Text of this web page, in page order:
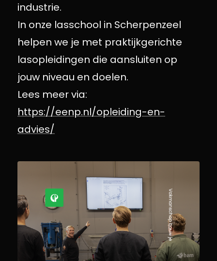
industrie.
In onze lasschool in Scherpenzeel
helpen we je met praktijkgerichte
lasopleidingen die aansluiten op
jouw niveau en doelen.
Lees meer via:
https://eenp.nl/opleiding-en-
advies/